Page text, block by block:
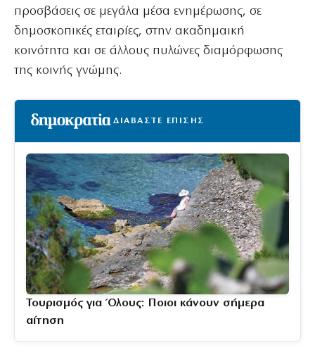
προσβάσεις σε μεγάλα μέσα ενημέρωσης, σε
δημοσκοπικές εταιρίες, στην ακαδημαική
κοινότητα και σε άλλους πυλώνες διαμόρφωσης
της κοινής γνώμης.
ΔΙΑΒΑΣΤΕ ΕΠΙΣΗΣ
Τουρισμός για Όλους: Ποιοι κάνουν σήμερα
αίτηση